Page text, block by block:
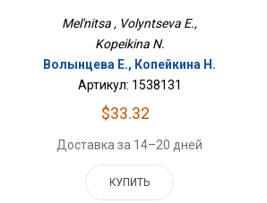
Mel'nitsa , Volyntseva E.,
Kopeikina N.
Волынцева Е., Копейкина Н.
Артикул: 1538131
$33.32
Доставка за 14–20 дней
КУПИТЬ